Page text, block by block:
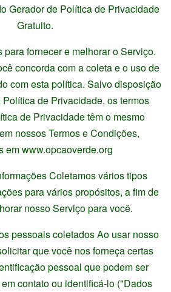
Gerador de Política de Privacidade
Gratuito.
para fornecer e melhorar o Serviço.
concorda com a coleta e o uso de
com esta política. Salvo disposição
de Privacidade, os termos
de Privacidade têm o mesmo
nossos Termos e Condições,
em www.opcaoverde.org
Coletamos vários tipos
para vários propósitos, a fim de
nosso Serviço para você.
pessoais coletados Ao usar nosso
que você nos forneça certas
pessoal que podem ser
contato ou identificá-lo ("Dados